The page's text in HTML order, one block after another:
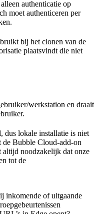
authenticatie op
moet authenticeren per
bij het clonen van de
plaatsvindt die niet
werkstation en draait
dus lokale installatie is niet
Bubble Cloud-add-on
altijd noodzakelijk dat onze
tot de
inkomende of uitgaande